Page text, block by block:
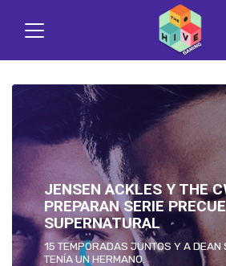
JENSEN ACKLES Y THE
PREPARAN SERIE
SUPERNATURAL
15 TEMPORADAS JUNTOS Y A DEAN
TENÍA UN HERMANO.